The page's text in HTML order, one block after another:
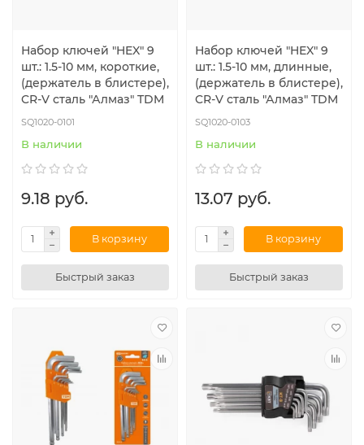
Набор ключей "HEX" 9
шт.: 1.5-10 мм, короткие,
(держатель в блистере),
CR-V сталь "Алмаз" TDM
SQ1020-0101
В наличии
9.18 руб.
В корзину
Быстрый заказ
Набор ключей "HEX" 9
шт.: 1.5-10 мм, длинные,
(держатель в блистере),
CR-V сталь "Алмаз" TDM
SQ1020-0103
В наличии
13.07 руб.
В корзину
Быстрый заказ